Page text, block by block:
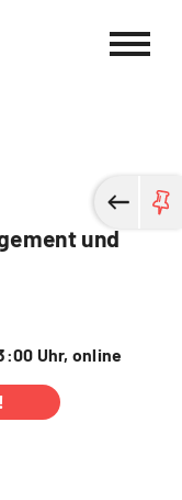
Schweiz
und
Uhr, online